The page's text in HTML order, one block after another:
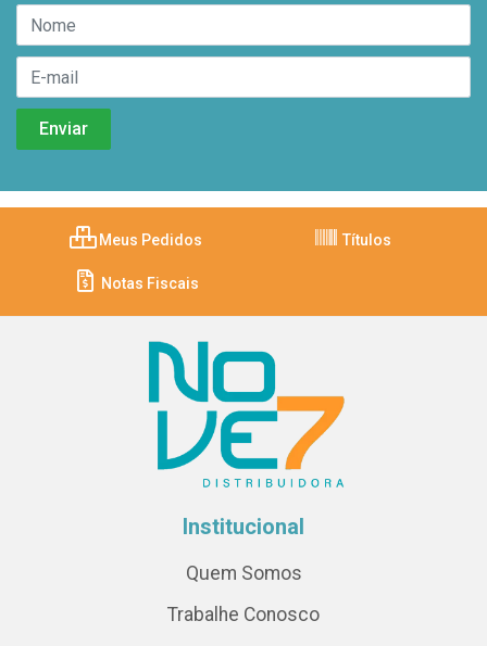
Meus Pedidos Títulos
Notas Fiscais
Institucional
Quem Somos
Trabalhe Conosco